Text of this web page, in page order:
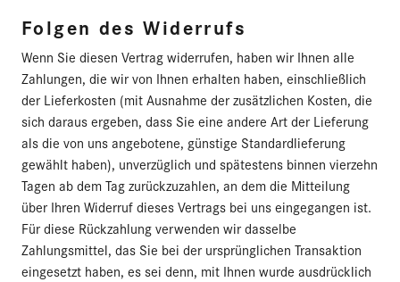
Folgen des Widerrufs
Wenn Sie diesen Vertrag widerrufen, haben wir Ihnen alle
Zahlungen, die wir von Ihnen erhalten haben, einschließlich
der Lieferkosten (mit Ausnahme der zusätzlichen Kosten, die
sich daraus ergeben, dass Sie eine andere Art der Lieferung
als die von uns angebotene, günstige Standardlieferung
gewählt haben), unverzüglich und spätestens binnen vierzehn
Tagen ab dem Tag zurückzuzahlen, an dem die Mitteilung
über Ihren Widerruf dieses Vertrags bei uns eingegangen ist.
Für diese Rückzahlung verwenden wir dasselbe
Zahlungsmittel, das Sie bei der ursprünglichen Transaktion
eingesetzt haben, es sei denn, mit Ihnen wurde ausdrücklich